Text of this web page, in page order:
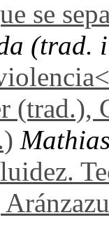
se
(trad.
(trad.),